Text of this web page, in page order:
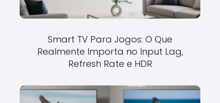
Smart TV Para Jogos: O Que
Realmente Importa no Input Lag,
Refresh Rate e HDR